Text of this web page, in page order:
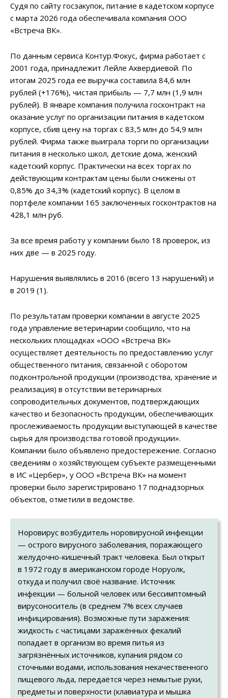
Судя по сайту госзакупок, питание в кадетском корпусе
с марта 2026 года обеспечивала компания ООО
«Встреча ВК».
По данным сервиса Контур.Фокус, фирма работает с
2001 года, принадлежит Лейле Ахвердиевой. По
итогам 2025 года ее выручка составила 84,6 млн
рублей (+176%), чистая прибыль — 7,7 млн (1,9 млн
рублей). В январе компания получила госконтракт на
оказание услуг по организации питания в кадетском
корпусе, сбив цену на торгах с 83,5 млн до 54,9 млн
рублей. Фирма также выиграла торги по организации
питания в несколько школ, детские дома, женский
кадетский корпус. Практически на всех торгах по
действующим контрактам цены были снижены от
0,85% до 34,3% (кадетский корпус). В целом в
портфеле компании 165 заключенных госконтрактов на
428,1 млн руб.
За все время работу у компании было 18 проверок, из
них две — в 2025 году.
Нарушения выявлялись в 2016 (всего 13 нарушений) и
в 2019 (1).
По результатам проверки компании в августе 2025
года управление ветеринарии сообщило, что на
нескольких площадках «ООО «Встреча ВК»
осуществляет деятельность по предоставлению услуг
общественного питания, связанной с оборотом
подконтрольной продукции (производства, хранение и
реализация) в отсутствии ветеринарных
сопроводительных документов, подтверждающих
качество и безопасность продукции, обеспечивающих
прослеживаемость продукции выступающей в качестве
сырья для производства готовой продукции».
Компании было объявлено предостережение. Согласно
сведениям о хозяйствующем субъекте размещенными
в ИС «Цербер», у ООО «Встреча ВК» на момент
проверки было зарегистрировано 17 поднадзорных
объектов, отметили в ведомстве.
Норовирус возбудитель норовирусной инфекции
— острого вирусного заболевания, поражающего
желудочно-кишечный тракт человека. Был открыт
в 1972 году в американском городе Норуолк,
откуда и получил своё название. Источник
инфекции — больной человек или бессимптомный
вирусоноситель (в среднем 7% всех случаев
инфицирования). Возможные пути заражения:
жидкость с частицами заражённых фекалий
попадает в организм во время питья из
загрязнённых источников, купания рядом со
сточными водами, использования некачественного
пищевого льда, передаётся через немытые руки,
предметы и поверхности (клавиатура и мышка